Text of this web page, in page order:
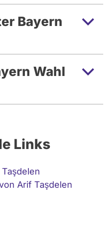
Bayern
Wahl
Links
Arif Taşdelen